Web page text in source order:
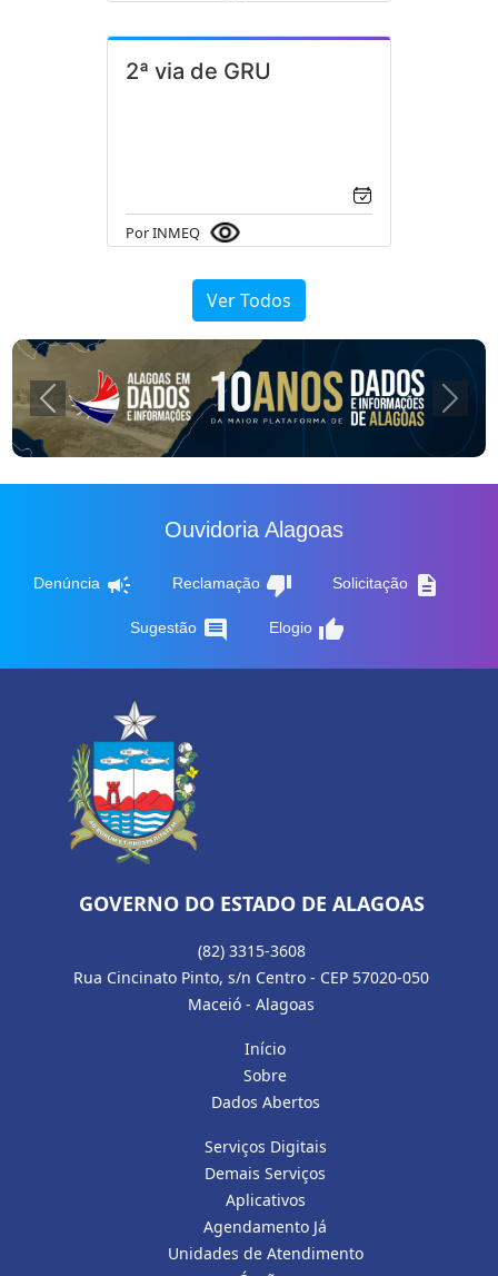
2ª via de GRU
Por INMEQ
Ver Todos
Previous Next
Ouvidoria Alagoas
Denúncia campaign Reclamação thumb_down Solicitação description
Sugestão comment Elogio thumb_up
GOVERNO DO ESTADO DE ALAGOAS
(82) 3315-3608
Rua Cincinato Pinto, s/n Centro - CEP 57020-050
Maceió - Alagoas
Início
Sobre
Dados Abertos
Serviços Digitais
Demais Serviços
Aplicativos
Agendamento Já
Unidades de Atendimento